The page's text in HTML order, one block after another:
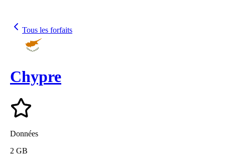
Tous les forfaits
Chypre
Données
2 GB